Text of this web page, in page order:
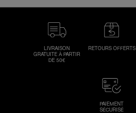
LIVRAISON
GRATUITE À PARTIR
DE 50€
RETOURS OFFERTS
PAIEMENT
SÉCURISÉ